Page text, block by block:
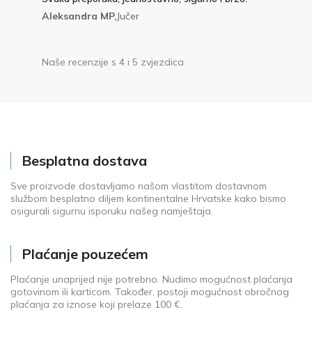
Aleksandra MP,Jučer
Naše recenzije s 4 i 5 zvjezdica
Besplatna dostava
Sve proizvode dostavljamo našom vlastitom dostavnom
službom besplatno diljem kontinentalne Hrvatske kako bismo
osigurali sigurnu isporuku našeg namještaja.
Plaćanje pouzećem
Plaćanje unaprijed nije potrebno. Nudimo mogućnost plaćanja
gotovinom ili karticom. Također, postoji mogućnost obročnog
plaćanja za iznose koji prelaze 100 €.